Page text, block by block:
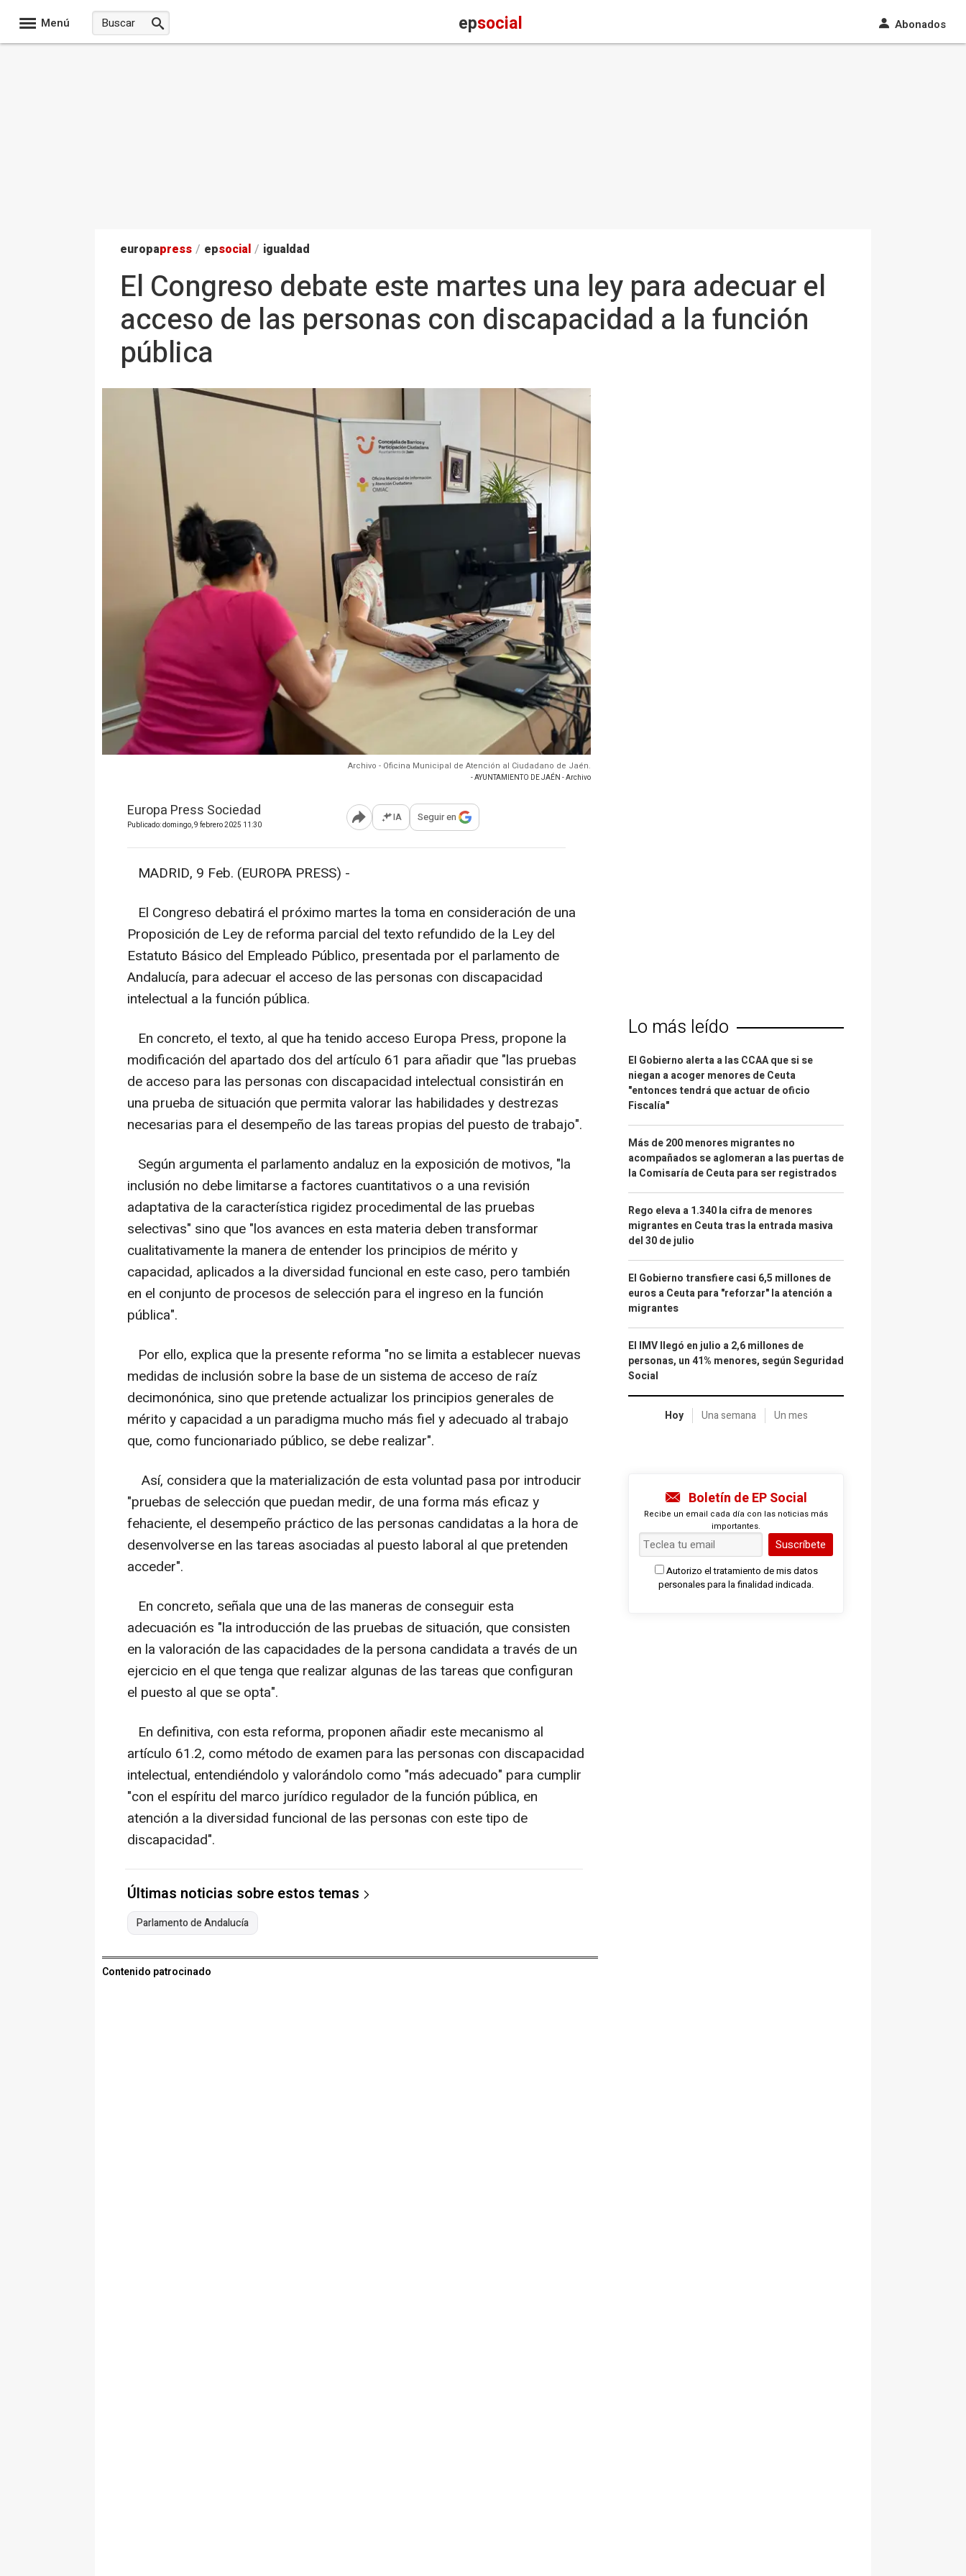
Menú epsocial Abonados
europapress / epsocial / igualdad
El Congreso debate este martes una ley para adecuar el
acceso de las personas con discapacidad a la función
pública
Archivo - Oficina Municipal de Atención al Ciudadano de Jaén.
- AYUNTAMIENTO DE JAÉN - Archivo
Europa Press Sociedad
Publicado: domingo, 9 febrero 2025 11:30 Abrir opciones para compartir
IA Seguir en
MADRID, 9 Feb. (EUROPA PRESS) -
El Congreso debatirá el próximo martes la toma en consideración de una
Proposición de Ley de reforma parcial del texto refundido de la Ley del
Estatuto Básico del Empleado Público, presentada por el parlamento de
Andalucía, para adecuar el acceso de las personas con discapacidad
intelectual a la función pública.
En concreto, el texto, al que ha tenido acceso Europa Press, propone la
modificación del apartado dos del artículo 61 para añadir que "las pruebas
de acceso para las personas con discapacidad intelectual consistirán en
una prueba de situación que permita valorar las habilidades y destrezas
necesarias para el desempeño de las tareas propias del puesto de trabajo".
Según argumenta el parlamento andaluz en la exposición de motivos, "la
inclusión no debe limitarse a factores cuantitativos o a una revisión
adaptativa de la característica rigidez procedimental de las pruebas
selectivas" sino que "los avances en esta materia deben transformar
cualitativamente la manera de entender los principios de mérito y
capacidad, aplicados a la diversidad funcional en este caso, pero también
en el conjunto de procesos de selección para el ingreso en la función
pública".
Por ello, explica que la presente reforma "no se limita a establecer nuevas
medidas de inclusión sobre la base de un sistema de acceso de raíz
decimonónica, sino que pretende actualizar los principios generales de
mérito y capacidad a un paradigma mucho más fiel y adecuado al trabajo
que, como funcionariado público, se debe realizar".
Así, considera que la materialización de esta voluntad pasa por introducir
"pruebas de selección que puedan medir, de una forma más eficaz y
fehaciente, el desempeño práctico de las personas candidatas a la hora de
desenvolverse en las tareas asociadas al puesto laboral al que pretenden
acceder".
En concreto, señala que una de las maneras de conseguir esta
adecuación es "la introducción de las pruebas de situación, que consisten
en la valoración de las capacidades de la persona candidata a través de un
ejercicio en el que tenga que realizar algunas de las tareas que configuran
el puesto al que se opta".
En definitiva, con esta reforma, proponen añadir este mecanismo al
artículo 61.2, como método de examen para las personas con discapacidad
intelectual, entendiéndolo y valorándolo como "más adecuado" para cumplir
"con el espíritu del marco jurídico regulador de la función pública, en
atención a la diversidad funcional de las personas con este tipo de
discapacidad".
Últimas noticias sobre estos temas
Parlamento de Andalucía
Contenido patrocinado
Lo más leído
El Gobierno alerta a las CCAA que si se
niegan a acoger menores de Ceuta
"entonces tendrá que actuar de oficio
Fiscalía"
Más de 200 menores migrantes no
acompañados se aglomeran a las puertas de
la Comisaría de Ceuta para ser registrados
Rego eleva a 1.340 la cifra de menores
migrantes en Ceuta tras la entrada masiva
del 30 de julio
El Gobierno transfiere casi 6,5 millones de
euros a Ceuta para "reforzar" la atención a
migrantes
El IMV llegó en julio a 2,6 millones de
personas, un 41% menores, según Seguridad
Social
Hoy Una semana Un mes
Boletín de EP Social
Recibe un email cada día con las noticias más
importantes.
Suscríbete
Autorizo el tratamiento de mis datos
personales para la finalidad indicada.